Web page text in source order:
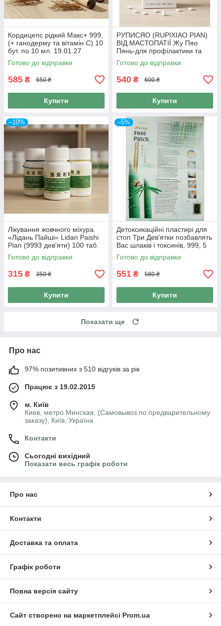
Кордицепс рідкий Макс+ 999,
(+ ганодерму та вітамін С) 10
бут. по 10 мл. 19.01.27
Готово до відправки
585 ₴ 650 ₴
Купити
РУПИСЯО (RUPIXIAO PIAN)
ВІД МАСТОПАТІЇ Жу Пяо
Пянь-для профілактики та
лікування молочної залози
100 таб., 999
Готово до відправки
540 ₴ 600 ₴
Купити
–10%
Лікування жовчного міхура
«Лідань Пайші» Lidan Paishi
Pian (9993 дев'яти) 100 таб.
Готово до відправки
315 ₴ 350 ₴
Купити
–5%
Детоксикаційні пластирі для
стоп Три Дев'ятки позбавлять
Вас шлаків і токсинів, 999, 5
пар 10 шт.
Готово до відправки
551 ₴ 580 ₴
Купити
Показати ще
Про нас
97% позитивних з 510 відгуків за рік
Працює з 19.02.2015
м. Київ
Киев, метро Минская, (Самовывоз по предварительному
заказу), Київ, Україна
Контакти
Сьогодні вихідний
Показати весь графік роботи
Про нас
Контакти
Доставка та оплата
Графік роботи
Повна версія сайту
Сайт створено на маркетплейсі Prom.ua